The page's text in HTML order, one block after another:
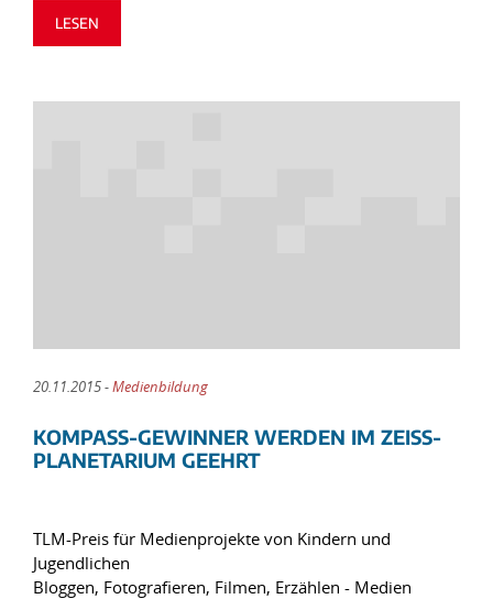
LESEN
20.11.2015 -Medienbildung
KOMPASS-GEWINNER WERDEN IM ZEISS-
PLANETARIUM GEEHRT
TLM-Preis für Medienprojekte von Kindern und
Jugendlichen
Bloggen, Fotografieren, Filmen, Erzählen - Medien